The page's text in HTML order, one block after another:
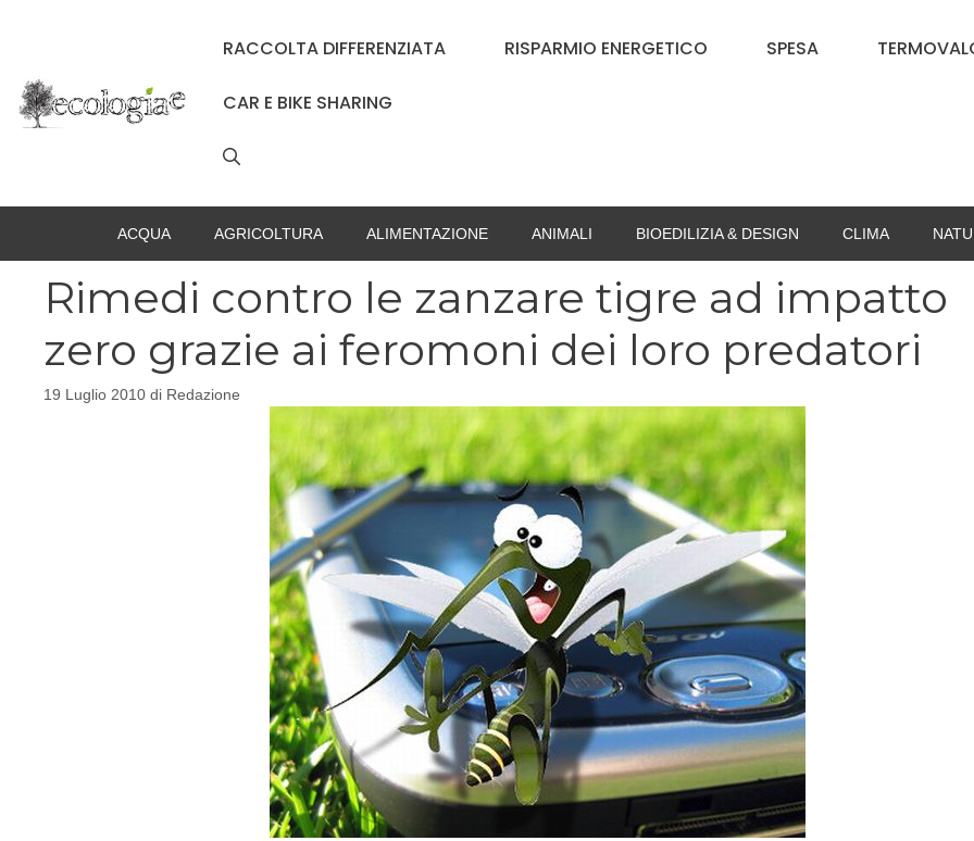
RACCOLTA DIFFERENZIATA RISPARMIO ENERGETICO SPESA
CAR E BIKE SHARING
ACQUA AGRICOLTURA ALIMENTAZIONE ANIMALI BIOEDILIZIA & DESIGN CLIMA
Rimedi contro le zanzare tigre ad impatto
zero grazie ai feromoni dei loro predatori
19 Luglio 2010 di Redazione